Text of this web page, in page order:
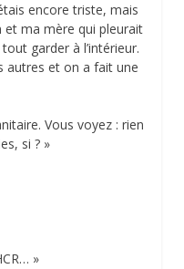
encore triste, mais
et ma mère qui pleurait
garder à l’intérieur.
autres et on a fait une
Vous voyez : rien
si ? »
»